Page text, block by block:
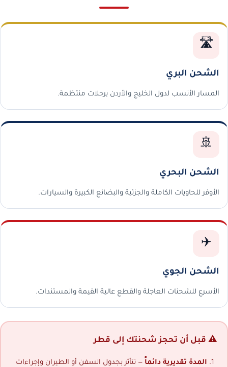
🛣️
الشحن البري
المسار الأنسب لدول الخليج والأردن برحلات منتظمة.
🚢
الشحن البحري
الأوفر للحاويات الكاملة والجزئية والبضائع الكبيرة والسيارات.
✈️
الشحن الجوي
الأسرع للشحنات العاجلة والقطع عالية القيمة والمستندات.
⚠️ قبل أن تحجز شحنتك إلى قطر
المدة تقديرية دائماً — تتأثر بجدول السفن أو الطيران وإجراءات